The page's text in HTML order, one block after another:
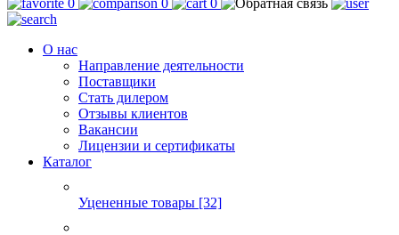
0
0 0
О нас
Направление деятельности
Поставщики
Стать дилером
Отзывы клиентов
Вакансии
Лицензии и сертификаты
Каталог
Уцененные товары [32]